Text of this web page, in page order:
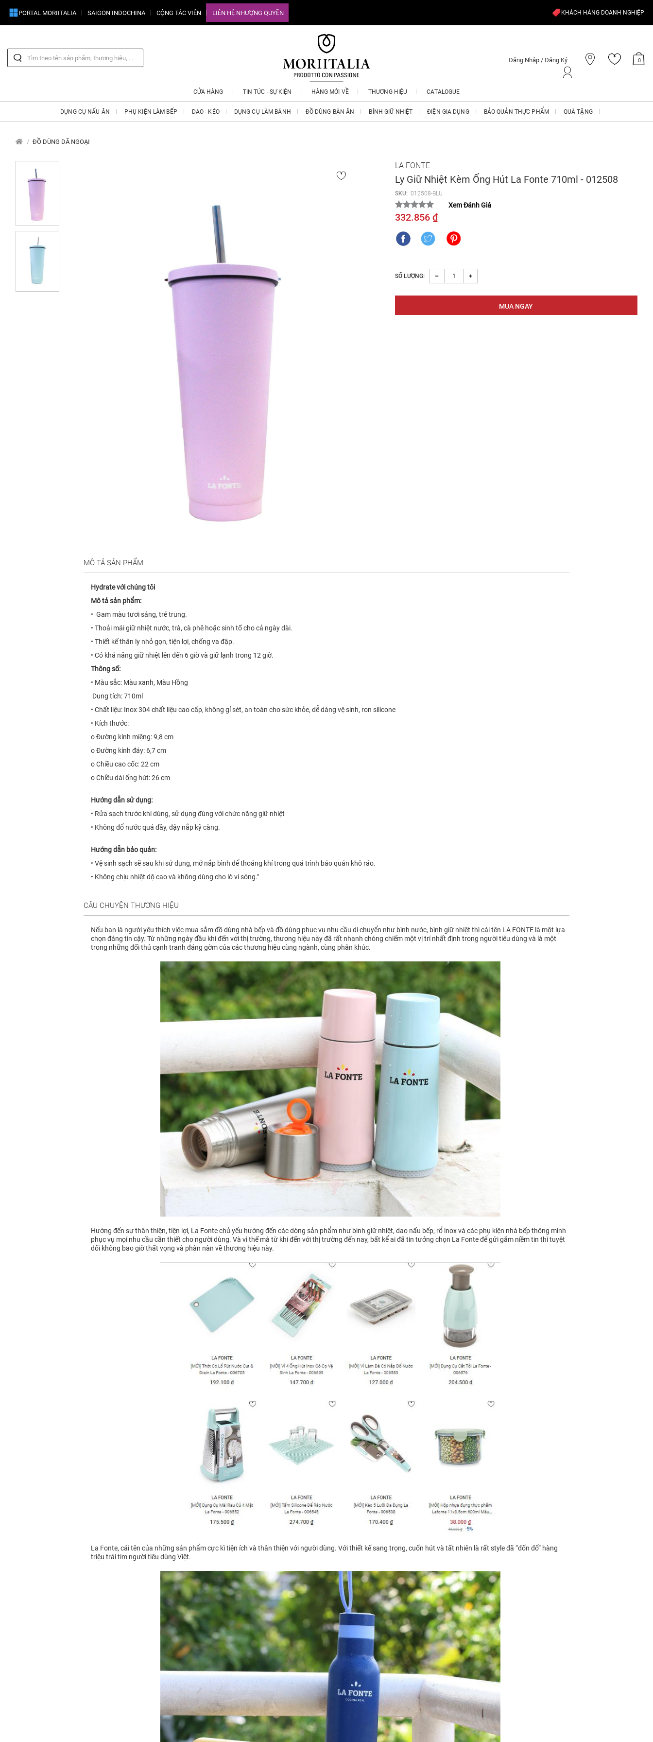
PORTAL MORIITALIA SAIGON INDOCHINA CỘNG TÁC VIÊN LIÊN HỆ NHƯỢNG QUYỀN KHÁCH HÀNG DOANH NGHIỆP
Đăng Nhập / Đăng Ký 0
CỬA HÀNG TIN TỨC - SỰ KIỆN HÀNG MỚI VỀ THƯƠNG HIỆU CATALOGUE
DỤNG CỤ NẤU ĂN PHỤ KIỆN LÀM BẾP DAO - KÉO DỤNG CỤ LÀM BÁNH ĐỒ DÙNG BÀN ĂN BÌNH GIỮ NHIỆT ĐIỆN GIA DỤNG BẢO QUẢN THỰC PHẨM QUÀ TẶNG
ĐỒ DÙNG DÃ NGOẠI
LA FONTE
Ly Giữ Nhiệt Kèm Ống Hút La Fonte 710ml - 012508
SKU: 012508-BLU
Xem Đánh Giá
332.856 ₫
SỐ LƯỢNG:
MÔ TẢ SẢN PHẨM
Hydrate với chúng tôi
Mô tả sản phẩm:
• Gam màu tươi sáng, trẻ trung.
• Thoải mái giữ nhiệt nước, trà, cà phê hoặc sinh tố cho cả ngày dài.
• Thiết kế thân ly nhỏ gọn, tiện lợi, chống va đập.
• Có khả năng giữ nhiệt lên đến 6 giờ và giữ lạnh trong 12 giờ.
Thông số:
• Màu sắc: Màu xanh, Màu Hồng
Dung tích: 710ml
• Chất liệu: Inox 304 chất liệu cao cấp, không gỉ sét, an toàn cho sức khỏe, dễ dàng vệ sinh, ron silicone
• Kích thước:
o Đường kính miệng: 9,8 cm
o Đường kính đáy: 6,7 cm
o Chiều cao cốc: 22 cm
o Chiều dài ống hút: 26 cm
Hướng dẫn sử dụng:
• Rửa sạch trước khi dùng, sử dụng đúng với chức năng giữ nhiệt
• Không đổ nước quá đầy, đậy nắp kỹ càng.
Hướng dẫn bảo quản:
• Vệ sinh sạch sẽ sau khi sử dụng, mở nắp bình để thoáng khí trong quá trình bảo quản khô ráo.
• Không chịu nhiệt dộ cao và không dùng cho lò vi sóng."
CÂU CHUYỆN THƯƠNG HIỆU
Nếu bạn là người yêu thích việc mua sắm đồ dùng nhà bếp và đồ dùng phục vụ nhu cầu di chuyển như bình nước, bình giữ nhiệt thì cái tên LA FONTE là một lựa
chọn đáng tin cậy. Từ những ngày đầu khi đến với thị trường, thương hiệu này đã rất nhanh chóng chiếm một vị trí nhất định trong người tiêu dùng và là một
trong những đối thủ cạnh tranh đáng gờm của các thương hiệu cùng ngành, cùng phân khúc.
Hướng đến sự thân thiện, tiện lợi, La Fonte chủ yếu hướng đến các dòng sản phẩm như bình giữ nhiệt, dao nấu bếp, rổ inox và các phụ kiện nhà bếp thông minh
phục vụ mọi nhu cầu cần thiết cho người dùng. Và vì thế mà từ khi đến với thị trường đến nay, bất kể ai đã tin tưởng chọn La Fonte để gửi gắm niềm tin thì tuyệt
đối không bao giờ thất vọng và phàn nàn về thương hiệu này.
La Fonte, cái tên của những sản phẩm cực kì tiện ích và thân thiện với người dùng. Với thiết kế sang trọng, cuốn hút và tất nhiên là rất style đã “đốn đổ” hàng
triệu trái tim người tiêu dùng Việt.